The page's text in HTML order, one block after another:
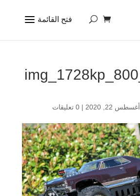
17000_img_1728kp_800_
أغسطس 22, 2020 | 0 تعليقات